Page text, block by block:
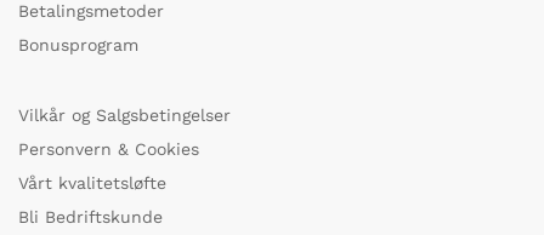
Betalingsmetoder
Bonusprogram
Vilkår og Salgsbetingelser
Personvern & Cookies
Vårt kvalitetsløfte
Bli Bedriftskunde